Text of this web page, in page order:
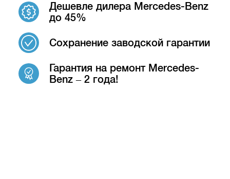
Дешевле дилера Mercedes-Benz
до 45%
Сохранение заводской гарантии
Гарантия на ремонт Mercedes-
Benz – 2 года!